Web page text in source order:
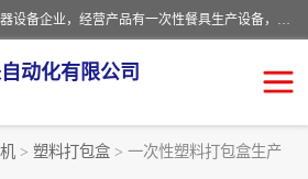
鑫正来是家生产一次性餐具机器设备企业，经营产品有一次性餐具生产设备，一次性打包盒生产设备，一次性快餐盒生产设备，一次性水晶餐具生产设备，一次性塑料餐盒生产设备，一次性外卖饭盒生产设备，一次性餐具机器，一次性打包盒机器，一次性快餐盒机器，一次性塑料餐盒机器，打包盒设备，快餐盒设备，打包盒模具，快餐盒模具，鑫正来设备等
动化有限公司
> 塑料打包盒 > 一次性塑料打包盒生产